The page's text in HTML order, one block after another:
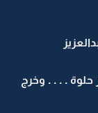
. . . . وخرج